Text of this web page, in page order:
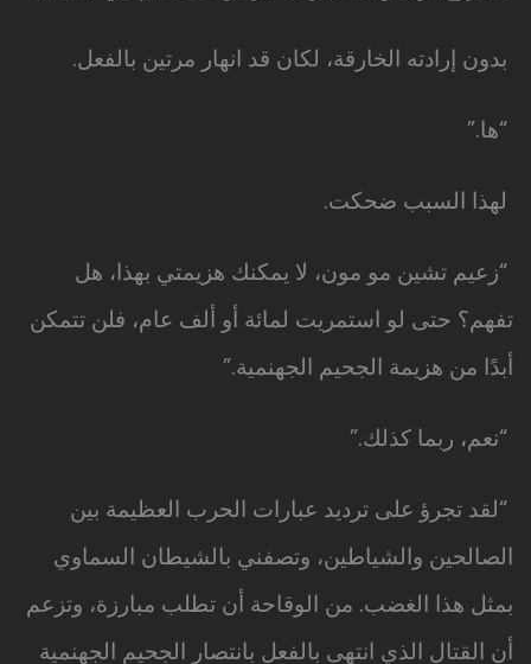
بدون إرادته الخارقة، لكان قد انهار مرتين بالفعل.
“ها.”
لهذا السبب ضحكت.
“زعيم تشين مو مون، لا يمكنك هزيمتي بهذا، هل
تفهم؟ حتى لو استمريت لمائة أو ألف عام، فلن تتمكن
أبدًا من هزيمة الجحيم الجهنمية.”
“نعم، ربما كذلك.”
“لقد تجرؤ على ترديد عبارات الحرب العظيمة بين
الصالحين والشياطين، وتصفني بالشيطان السماوي
بمثل هذا الغضب. من الوقاحة أن تطلب مبارزة، وتزعم
أن القتال الذي انتهى بالفعل بانتصار الجحيم الجهنمية